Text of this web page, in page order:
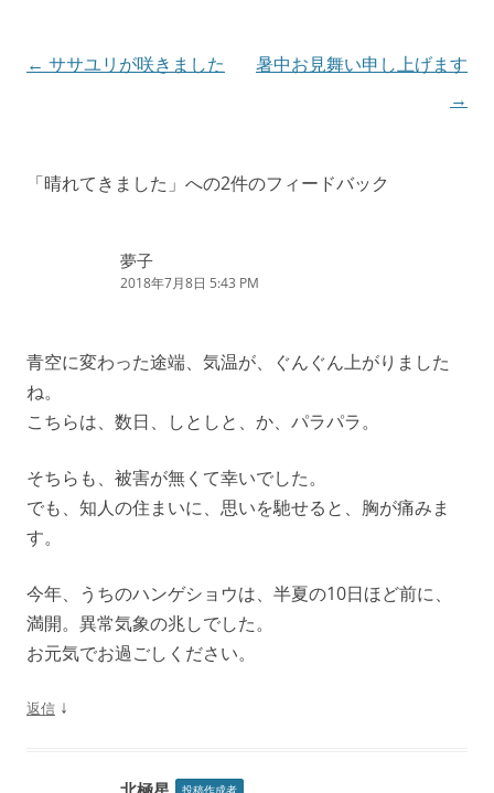
投
ビ
← ササユリが咲きました
暑中お見舞い申し上げます
→
「晴れてきました 」への2件のフィードバック
夢子
2018年7月8日 5:43 PM
青空に変わった途端、気温が、ぐんぐん上がりました
ね。
こちらは、数日、しとしと、か、パラパラ。
そちらも、被害が無くて幸いでした。
でも、知人の住まいに、思いを馳せると、胸が痛みま
す。
今年、うちのハンゲショウは、半夏の10日ほど前に、
満開。異常気象の兆しでした。
お元気でお過ごしください。
返信 ↓
投稿作成者